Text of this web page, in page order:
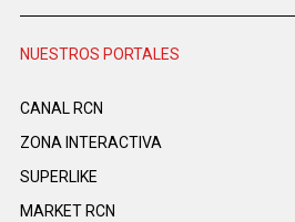
NUESTROS PORTALES
CANAL RCN
ZONA INTERACTIVA
SUPERLIKE
MARKET RCN